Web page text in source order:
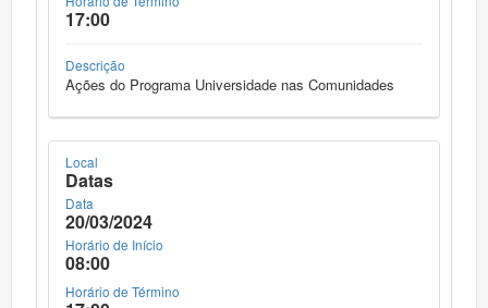
17:00
Descrição
Ações do Programa Universidade nas Comunidades
Local
Datas
Data
20/03/2024
Horário de Início
08:00
Horário de Término